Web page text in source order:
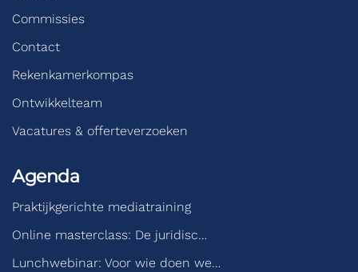
Commissies
Contact
Rekenkamerkompas
Ontwikkelteam
Vacatures & offerteverzoeken
Agenda
Praktijkgerichte mediatraining
Online masterclass: De juridisc…
Lunchwebinar: Voor wie doen we…